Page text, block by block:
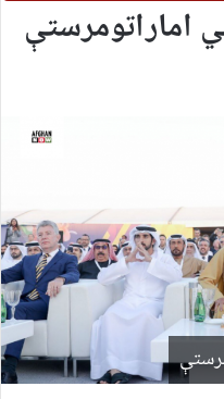
اماراتومرستې